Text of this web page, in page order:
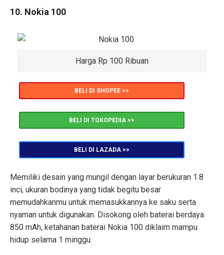
10. Nokia 100
Harga Rp 100 Ribuan
BELI DI SHOPEE >>
BELI DI TOKOPEDIA >>
BELI DI LAZADA >>
Memiliki desain yang mungil dengan layar berukuran 1.8
inci, ukuran bodinya yang tidak begitu besar
memudahkanmu untuk memasukkannya ke saku serta
nyaman untuk digunakan. Disokong oleh baterai berdaya
850 mAh, ketahanan baterai Nokia 100 diklaim mampu
hidup selama 1 minggu.